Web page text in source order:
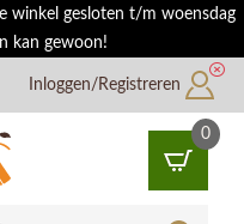
winkel gesloten t/m woensdag
kan gewoon!
Inloggen/Registreren
0